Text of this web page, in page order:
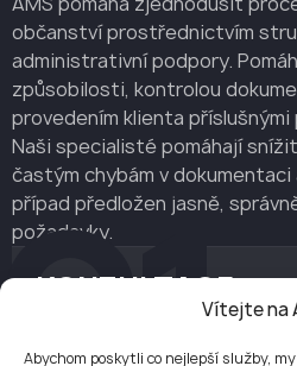
Vítejte na
Abychom poskytli co nejlepší služby,
občanství prostřednictvím
administrativní podpory.
způsobilosti, kontrolou
provedením klienta
Naši specialisté pomáhají
častým chybám v
případ předložen jasně,
požadavky.
KONZULTACE
Cena balíčku
3 000 Kč za